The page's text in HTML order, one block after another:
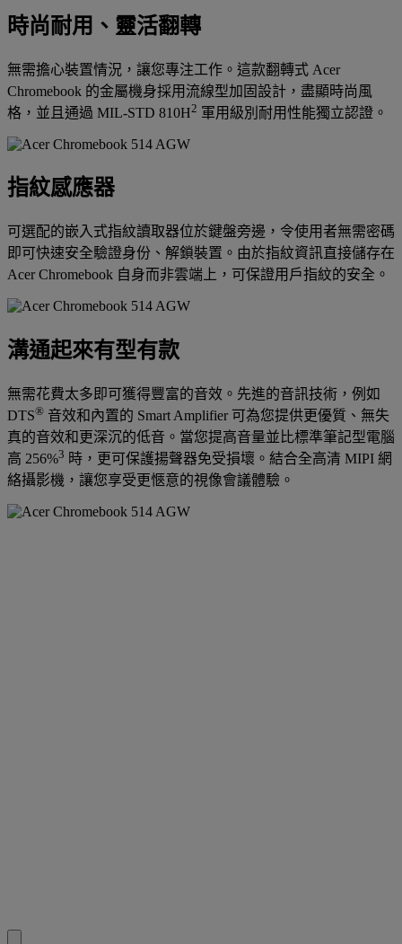
時尚耐用、靈活翻轉
無需擔心裝置情況，讓您專注工作。這款翻轉式 Acer
Chromebook 的金屬機身採用流線型加固設計，盡顯時尚風
格，並且通過 MIL-STD 810H2 軍用級別耐用性能獨立認證。
指紋感應器
可選配的嵌入式指紋讀取器位於鍵盤旁邊，令使用者無需密碼
即可快速安全驗證身份、解鎖裝置。由於指紋資訊直接儲存在
Acer Chromebook 自身而非雲端上，可保證用戶指紋的安全。
溝通起來有型有款
無需花費太多即可獲得豐富的音效。先進的音訊技術，例如
DTS® 音效和內置的 Smart Amplifier 可為您提供更優質、無失
真的音效和更深沉的低音。當您提高音量並比標準筆記型電腦
高 256%3 時，更可保護揚聲器免受損壞。結合全高清 MIPI 網
絡攝影機，讓您享受更愜意的視像會議體驗。